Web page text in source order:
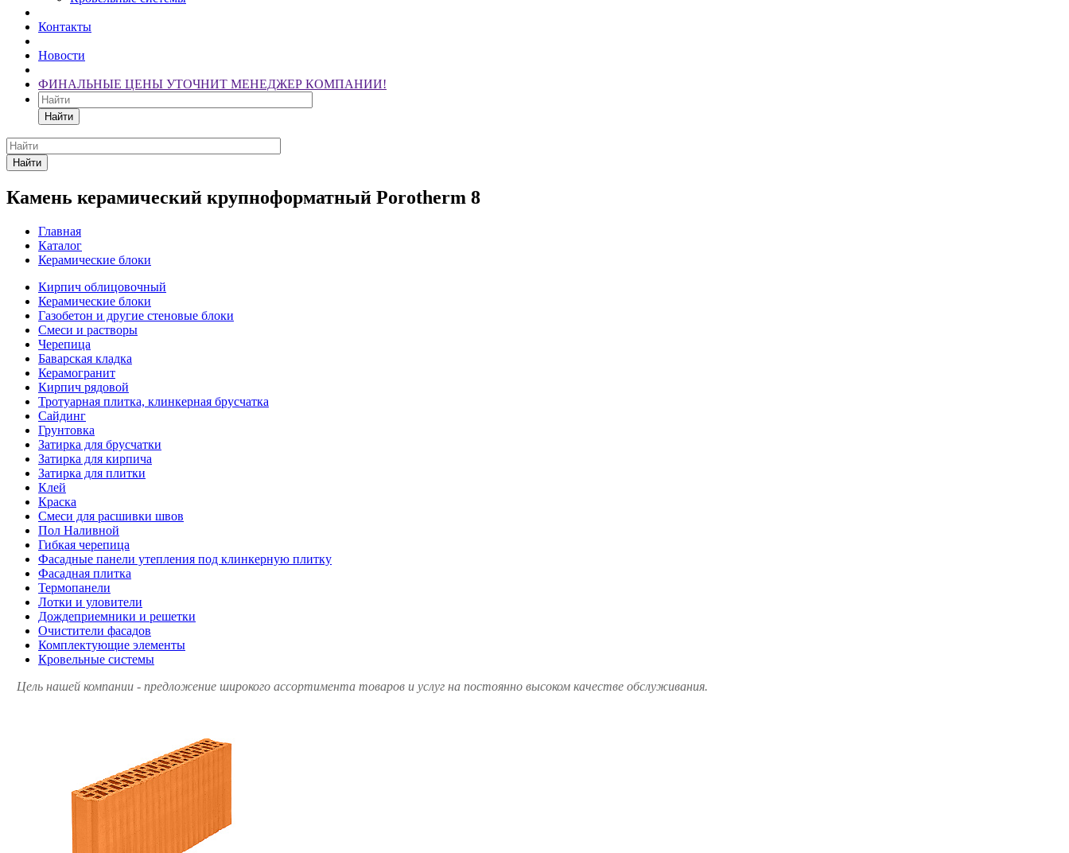
Контакты
Новости
ФИНАЛЬНЫЕ ЦЕНЫ УТОЧНИТ МЕНЕДЖЕР КОМПАНИИ!
Найти
Найти
Камень керамический крупноформатный Porotherm 8
Главная
Каталог
Керамические блоки
Кирпич облицовочный
Керамические блоки
Газобетон и другие стеновые блоки
Смеси и растворы
Черепица
Баварская кладка
Керамогранит
Кирпич рядовой
Тротуарная плитка, клинкерная брусчатка
Сайдинг
Грунтовка
Затирка для брусчатки
Затирка для кирпича
Затирка для плитки
Клей
Краска
Смеси для расшивки швов
Пол Наливной
Гибкая черепица
Фасадные панели утепления под клинкерную плитку
Фасадная плитка
Термопанели
Лотки и уловители
Дождеприемники и решетки
Очистители фасадов
Комплектующие элементы
Кровельные системы
Цель нашей компании - предложение широкого ассортимента товаров и услуг на постоянно высоком качестве обслуживания.